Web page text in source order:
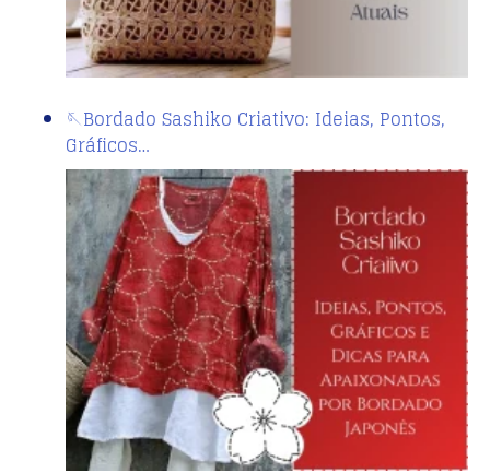
🪡Bordado Sashiko Criativo: Ideias, Pontos,
Gráficos…